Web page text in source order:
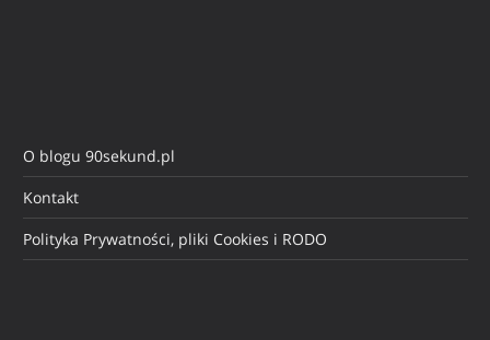
O blogu 90sekund.pl
Kontakt
Polityka Prywatności, pliki Cookies i RODO